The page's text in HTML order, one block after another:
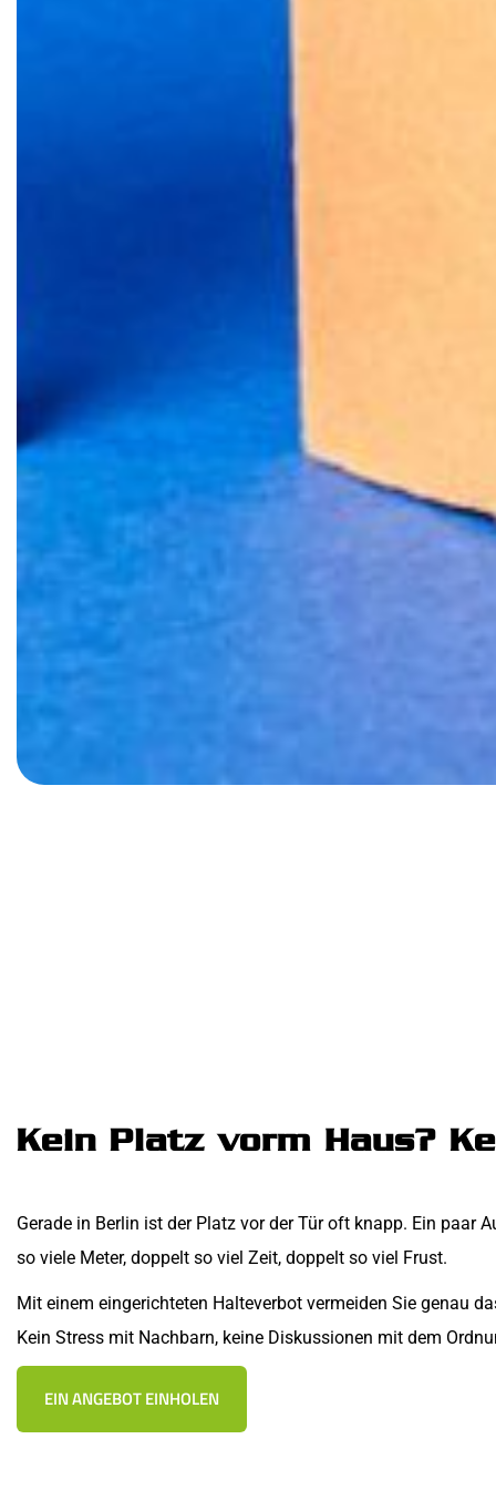
Kein Platz vorm Haus?
Gerade in Berlin ist der Platz vor der Tür oft knapp. Ein paar
so viele Meter, doppelt so viel Zeit, doppelt so viel Frust.
Mit einem eingerichteten Halteverbot vermeiden Sie genau
Kein Stress mit Nachbarn, keine Diskussionen mit dem
EIN ANGEBOT EINHOLEN